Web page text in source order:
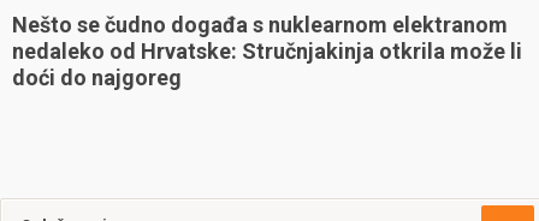
Nešto se čudno događa s nuklearnom elektranom
nedaleko od Hrvatske: Stručnjakinja otkrila može li
doći do najgoreg